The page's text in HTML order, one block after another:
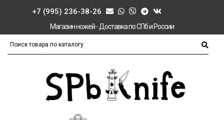
+7 (995) 236-38-26
Магазин ножей - Доставка по СПб и России